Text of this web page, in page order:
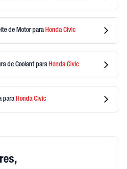
de Motorpara HondaCivic
de Coolant para HondaCivic
para HondaCivic